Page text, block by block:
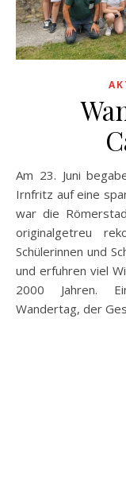
Am 23. Juni begaben sich die 2. und 3. Klassen der MS
Irnfritz auf eine
war die
originalgetreu
Schülerinnen und
und erfuhren viel
2000 Jahren.
Wandertag, der